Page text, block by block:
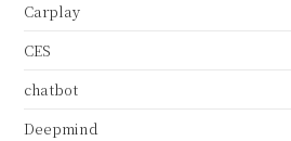
Carplay
CES
chatbot
Deepmind